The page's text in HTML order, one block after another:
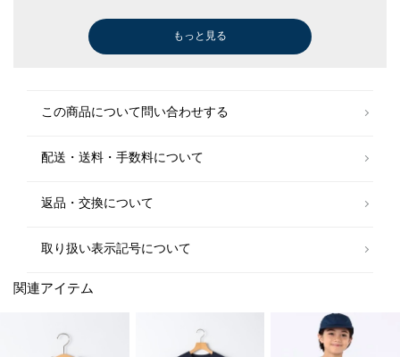
サンダル/エスパドリーユ
Tシャツ/カットソー
Tシャツ/カットソー
ショート/ハーフパンツ
もっと見る
この商品について問い合わせする
配送・送料・手数料について
返品・交換について
取り扱い表示記号について
関連アイテム